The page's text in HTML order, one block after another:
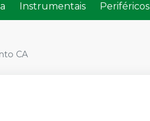
Instrumentais Periféricos
CA